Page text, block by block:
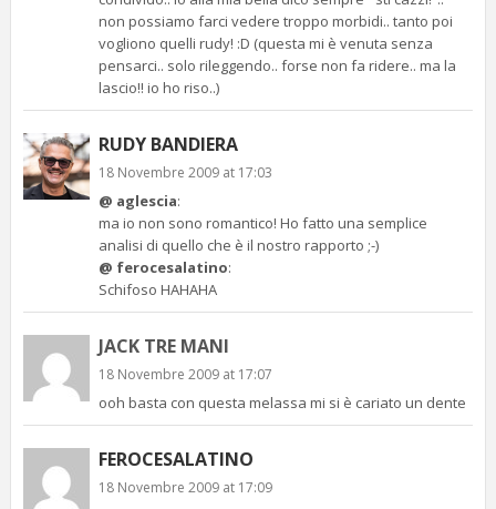
non possiamo farci vedere troppo morbidi.. tanto poi
vogliono quelli rudy! :D (questa mi è venuta senza
pensarci.. solo rileggendo.. forse non fa ridere.. ma la
lascio!! io ho riso..)
RUDY BANDIERA
18 Novembre 2009 at 17:03
@ aglescia:
ma io non sono romantico! Ho fatto una semplice
analisi di quello che è il nostro rapporto ;-)
@ ferocesalatino:
Schifoso HAHAHA
JACK TRE MANI
18 Novembre 2009 at 17:07
ooh basta con questa melassa mi si è cariato un dente
FEROCESALATINO
18 Novembre 2009 at 17:09